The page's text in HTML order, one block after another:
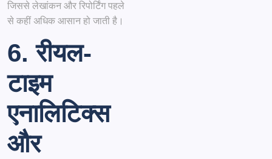
जिससे लेखांकन और रिपोर्टिंग पहले
से कहीं अधिक आसान हो जाती है।
6. रीयल-
टाइम
एनालिटिक्स
और